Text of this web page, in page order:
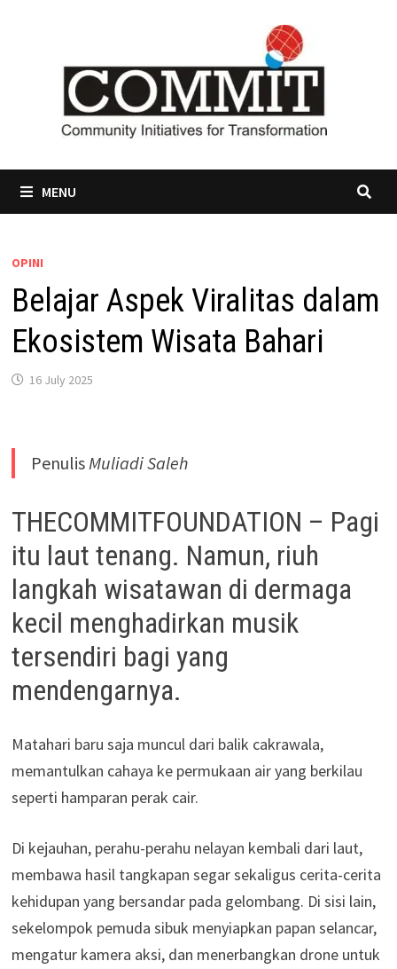
MENU
OPINI
Belajar Aspek Viralitas dalam
Ekosistem Wisata Bahari
16 July 2025
PenulisMuliadi Saleh
THECOMMITFOUNDATION – Pagi
itu laut tenang. Namun, riuh
langkah wisatawan di dermaga
kecil menghadirkan musik
tersendiri bagi yang
mendengarnya.
Matahari baru saja muncul dari balik cakrawala,
memantulkan cahaya ke permukaan air yang berkilau
seperti hamparan perak cair.
Di kejauhan, perahu-perahu nelayan kembali dari laut,
membawa hasil tangkapan segar sekaligus cerita-cerita
kehidupan yang bersandar pada gelombang. Di sisi lain,
sekelompok pemuda sibuk menyiapkan papan selancar,
mengatur kamera aksi, dan menerbangkan drone untuk